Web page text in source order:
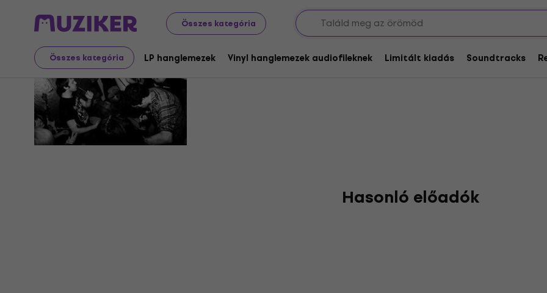
Összes kategória
Összes kategória LP hanglemezek Vinyl hanglemezek audiofileknek Limitált kiadás Soundtracks
Rough Kids
Hasonló előadók